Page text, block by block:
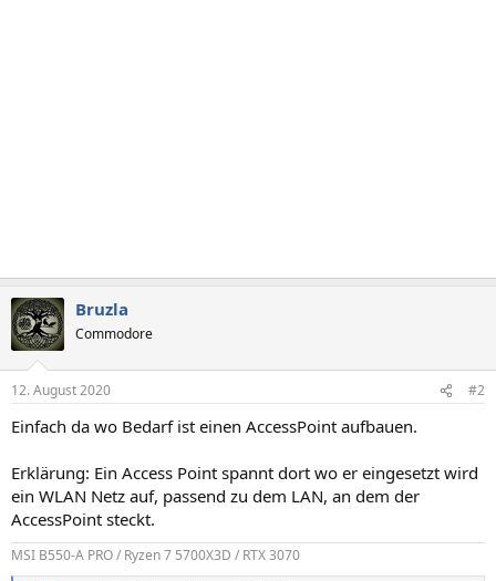
Bruzla
Commodore
12. August 2020 #2
Einfach da wo Bedarf ist einen AccessPoint aufbauen.
Erklärung: Ein Access Point spannt dort wo er eingesetzt wird
ein WLAN Netz auf, passend zu dem LAN, an dem der
AccessPoint steckt.
MSI B550-A PRO / Ryzen 7 5700X3D / RTX 3070